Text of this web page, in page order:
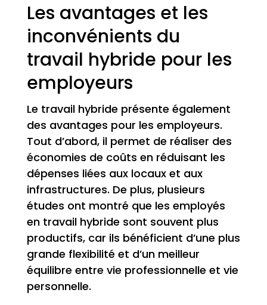
Les avantages et les
inconvénients du
travail hybride pour les
employeurs
Le travail hybride présente également
des avantages pour les employeurs.
Tout d’abord, il permet de réaliser des
économies de coûts en réduisant les
dépenses liées aux locaux et aux
infrastructures. De plus, plusieurs
études ont montré que les employés
en travail hybride sont souvent plus
productifs, car ils bénéficient d’une plus
grande flexibilité et d’un meilleur
équilibre entre vie professionnelle et vie
personnelle.